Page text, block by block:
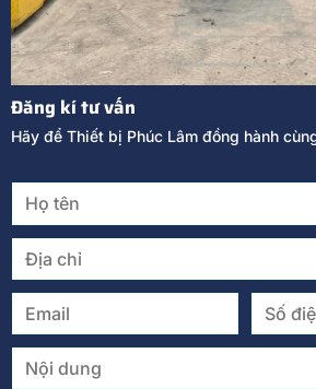
Đăng kí tư vấn
Hãy để Thiết bị Phúc Lâm đồng hành